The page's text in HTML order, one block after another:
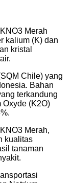
Merah
kalium (K) dan
kristal
Chile) yang
Bahan
terkandung
Oxyde (K2O)
Merah,
kualitas
tanaman